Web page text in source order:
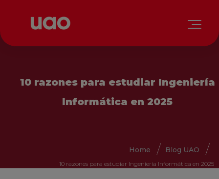
10 razones para estudiar Ingeniería
Informática en 2025
Home Blog UAO
10 razones para estudiar Ingeniería Informática en 2025